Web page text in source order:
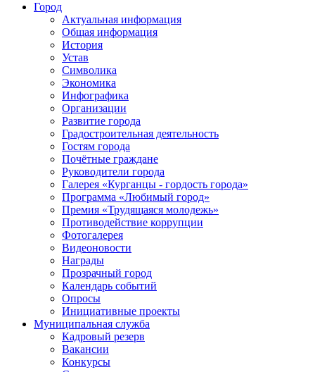
Город
Актуальная информация
Общая информация
История
Устав
Символика
Экономика
Инфографика
Организации
Развитие города
Градостроительная деятельность
Гостям города
Почётные граждане
Руководители города
Галерея «Курганцы - гордость города»
Программа «Любимый город»
Премия «Трудящаяся молодежь»
Противодействие коррупции
Фотогалерея
Видеоновости
Награды
Прозрачный город
Календарь событий
Опросы
Инициативные проекты
Муниципальная служба
Кадровый резерв
Вакансии
Конкурсы